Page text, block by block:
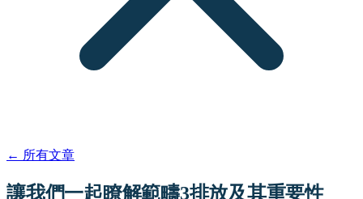
← 所有文章
讓我們一起瞭解範疇3排放及其重要性